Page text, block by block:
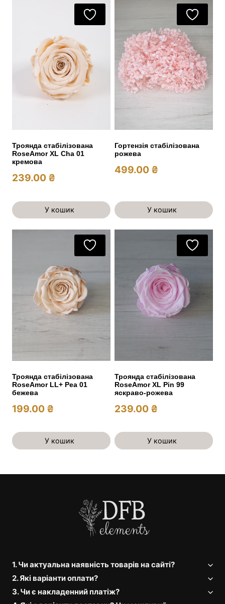
Троянда стабілізована
RoseAmor XL Cha 01
кремова
239.00 ₴
У кошик
Гортензія стабілізована
рожева
499.00 ₴
У кошик
Троянда стабілізована
RoseAmor LL+ Pea 01
бежева
199.00 ₴
У кошик
Троянда стабілізована
RoseAmor XL Pin 99
яскраво-рожева
239.00 ₴
У кошик
1. Чи актуальна наявність товарів на сайті?
2. Які варіанти оплати?
3. Чи є накладенний платіж?